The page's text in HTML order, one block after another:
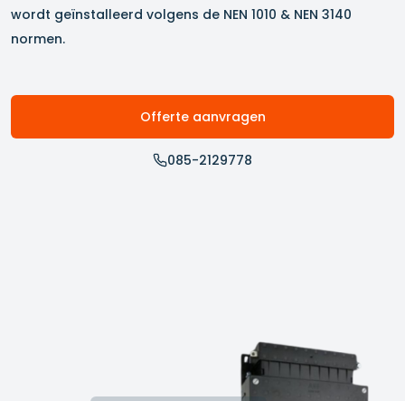
wordt geïnstalleerd volgens de NEN 1010 & NEN 3140
normen.
Offerte aanvragen
085-2129778